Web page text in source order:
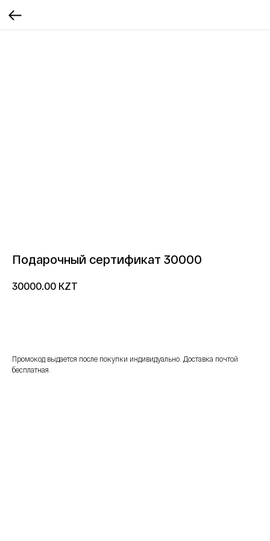
Подарочный сертификат 30000
30000.00 KZT
Промокод выдается после покупки индивидуально. Доставка почтой
бесплатная.